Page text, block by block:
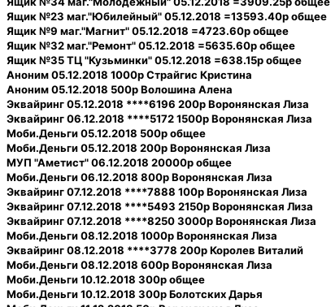
Ящик №23 маг."Юбилейный" 05.12.2018 =13593.40р общее
Ящик №9 маг."Магнит" 05.12.2018 =4723.60р общее
Ящик №32 маг."Ремонт" 05.12.2018 =5635.60р общее
Ящик №35 ТЦ "Кузьминки" 05.12.2018 =638.15р общее
Аноним 05.12.2018 1000р Страйгис Кристина
Аноним 05.12.2018 500р Волошина Алена
Эквайринг 05.12.2018 ****6196 200р Воронянская Лиза
Эквайринг 06.12.2018 ****5172 1500р Воронянская Лиза
Моби.Деньги 05.12.2018 500р общее
Моби.Деньги 05.12.2018 200р Воронянская Лиза
МУП "Аметист" 06.12.2018 20000р общее
Моби.Деньги 06.12.2018 800р Воронянская Лиза
Эквайринг 07.12.2018 ****7888 100р Воронянская Лиза
Эквайринг 07.12.2018 ****5493 2150р Воронянская Лиза
Эквайринг 07.12.2018 ****8250 3000р Воронянская Лиза
Моби.Деньги 08.12.2018 1000р Воронянская Лиза
Эквайринг 08.12.2018 ****3778 200р Королев Виталий
Моби.Деньги 08.12.2018 600р Воронянская Лиза
Моби.Деньги 10.12.2018 300р общее
Моби.Деньги 10.12.2018 300р Болотских Дарья